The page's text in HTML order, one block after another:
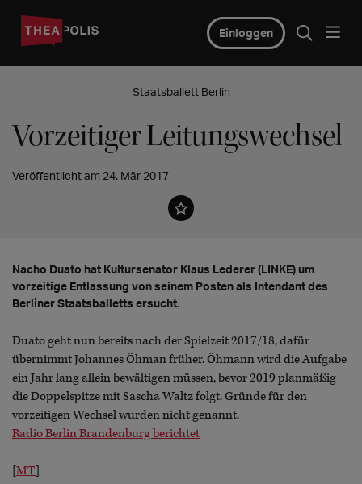
Einloggen
Staatsballett Berlin
Vorzeitiger Leitungswechsel
Veröffentlicht am 24. Mär 2017
Nacho Duato hat Kultursenator Klaus Lederer (LINKE) um
vorzeitige Entlassung von seinem Posten als Intendant des
Berliner Staatsballetts ersucht.
Duato geht nun bereits nach der Spielzeit 2017/18, dafür
übernimmt Johannes Öhman früher. Öhmann wird die Aufgabe
ein Jahr lang allein bewältigen müssen, bevor 2019 planmäßig
die Doppelspitze mit Sascha Waltz folgt. Gründe für den
vorzeitigen Wechsel wurden nicht genannt.
Radio Berlin Brandenburg berichtet
[MT]